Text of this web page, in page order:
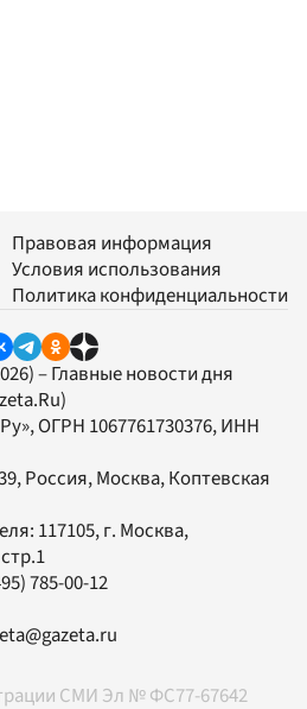
Правовая информация
Условия использования
Политика конфиденциальности
– Главные новости дня
, ОГРН 1067761730376, ИНН
Россия, Москва, Коптевская
117105, г. Москва,
785-00-12
СМИ Эл № ФС77-67642